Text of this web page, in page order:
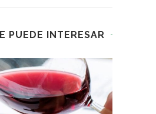
PUEDE INTERESAR